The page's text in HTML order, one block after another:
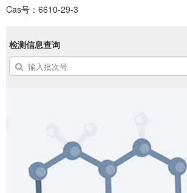
Cas号：6610-29-3
检测信息查询